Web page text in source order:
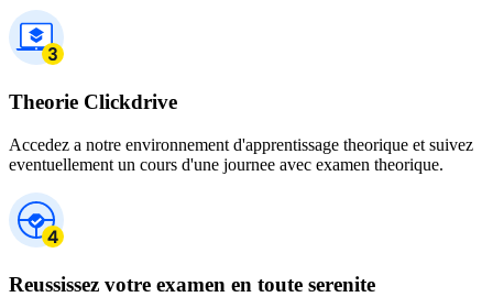
Theorie Clickdrive
Accedez a notre environnement d'apprentissage theorique et suivez
eventuellement un cours d'une journee avec examen theorique.
Reussissez votre examen en toute serenite